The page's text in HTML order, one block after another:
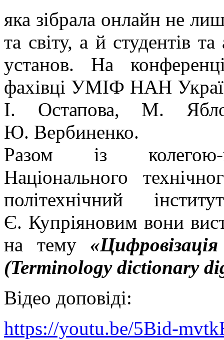
яка зібрала онлайн не
та світу, а й студентів
установ. На
фахівці УМІФ НАН
І. Остапова, М.
Ю. Вербиненко.
Разом із колегою-
Національного
політехнічний
Є. Купріяновим вони
на тему
(Terminology dictionary
Відео доповіді:
https://youtu.be/5Bid-